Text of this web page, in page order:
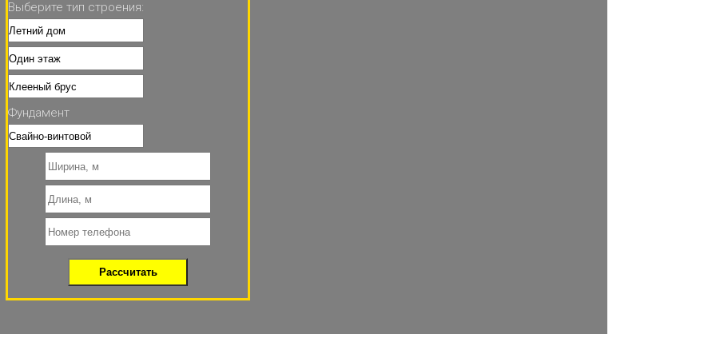
Выберите тип строения:
Фундамент